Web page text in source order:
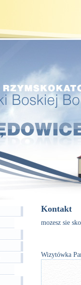
Kontakt
mozesz sie
Wizytówka